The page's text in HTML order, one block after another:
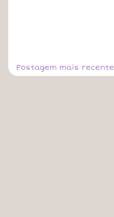
Postagem mais recente